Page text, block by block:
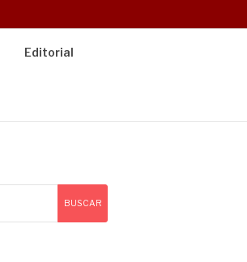
Editorial
BUSCAR